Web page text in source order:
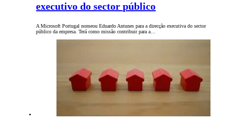
executivo do sector público
A Microsoft Portugal nomeou Eduardo Antunes para a direcção executiva do sector
público da empresa. Terá como missão contribuir para a…